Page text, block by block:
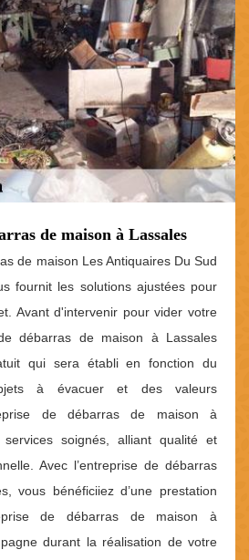
de maison à Lassales
de maison Les Antiquaires Du Sud
fournit les solutions ajustées pour
Avant d'intervenir pour vider votre
débarras de maison à Lassales
qui sera établi en fonction du
à évacuer et des valeurs
de débarras de maison à
soignés, alliant qualité et
Avec l’entreprise de débarras
vous bénéficiiez d’une prestation
de débarras de maison à
durant la réalisation de votre